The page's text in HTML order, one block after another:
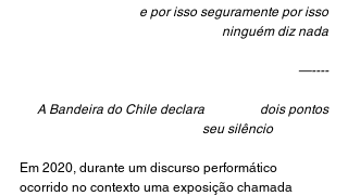
e por isso seguramente por isso
ninguém diz nada
—----
A Bandeira do Chile declara                 dois pontos
seu silêncio
Em 2020, durante um discurso performático
ocorrido no contexto uma exposição chamada